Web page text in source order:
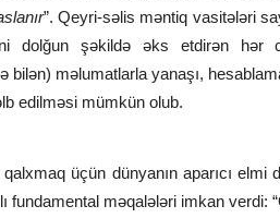
”. Qeyri-səlis məntiq vasitələri
dolğun şəkildə əks etdirən hər
məlumatlarla yanaşı,
edilməsi mümkün olub.
üçün dünyanın aparıcı elmi
məqalələri imkan verdi: